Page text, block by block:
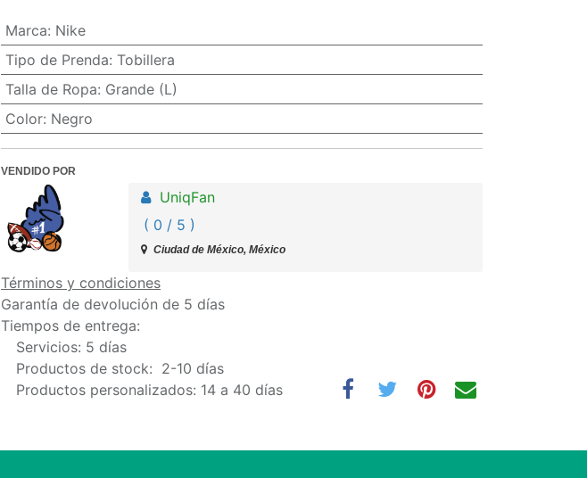
Marca: Nike
Tipo de Prenda: Tobillera
Talla de Ropa: Grande (L)
Color: Negro
VENDIDO POR
UniqFan
( 0 / 5 )
Ciudad de México, México
Términos y condiciones
Garantía de devolución de 5 días
Tiempos de entrega:
​Servicios: 5 días
​Productos de stock: 2-10 días
​Productos personalizados: 14 a 40 días